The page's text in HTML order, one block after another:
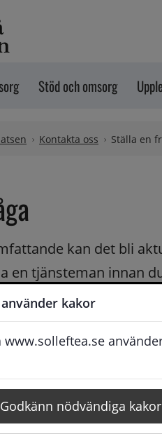
kakor
www.solleftea.se
Godkänn nödvändiga kakor
Stöd och omsorg
Kontakta oss Ställa en
kan det bli
en tjänsteman innan
ska få hjälp och svar på
oss med din fråga så
fråga dygnt runt och du få
frågan berör